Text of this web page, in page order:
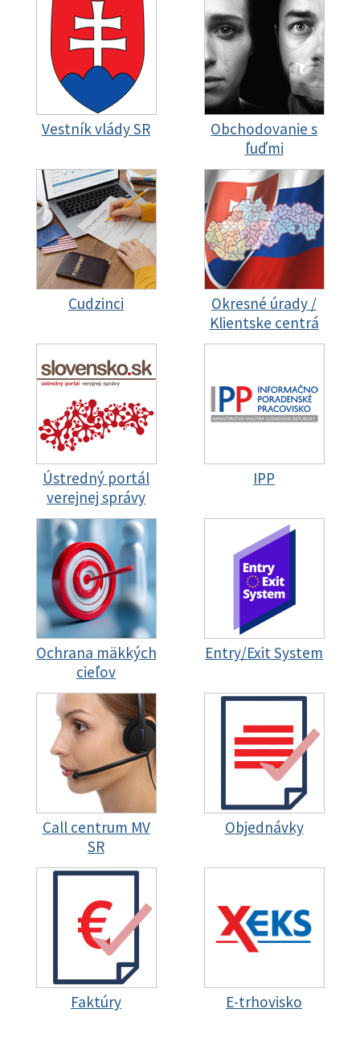
Vestník vlády SR
Obchodovanie s
ľuďmi
Cudzinci
Okresné úrady /
Klientske centrá
Ústredný portál
verejnej správy
IPP
Ochrana mäkkých
cieľov
Entry/Exit System
Call centrum MV
SR
Objednávky
Faktúry E-trhovisko